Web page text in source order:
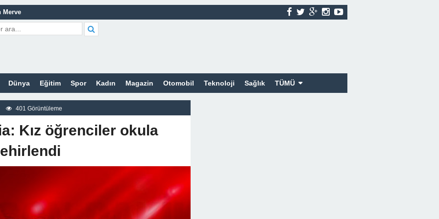
Merve
Nelerdir?
Nelerdir?
Nelerdir?
Sitesi
Dünya Eğitim Spor Kadın Magazin Otomobil Teknoloji Sağlık TÜMÜ
401 Görüntüleme
Kız öğrenciler okula